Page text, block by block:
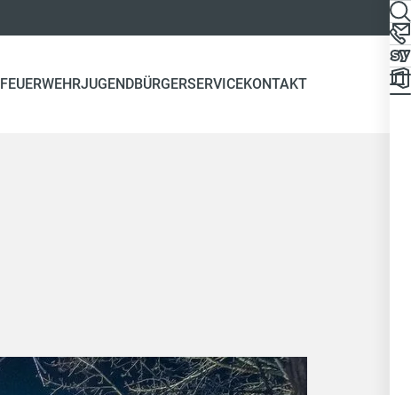
FEUERWEHRJUGENDBÜRGERSERVICEKONTAKT